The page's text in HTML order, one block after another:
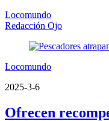
Locomundo
Redacción Ojo
Locomundo
2025-3-6
Ofrecen